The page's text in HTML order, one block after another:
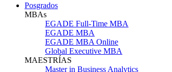
Posgrados
MBAs
EGADE Full-Time MBA
EGADE MBA
EGADE MBA Online
Global Executive MBA
MAESTRÍAS
Master in Business Analytics